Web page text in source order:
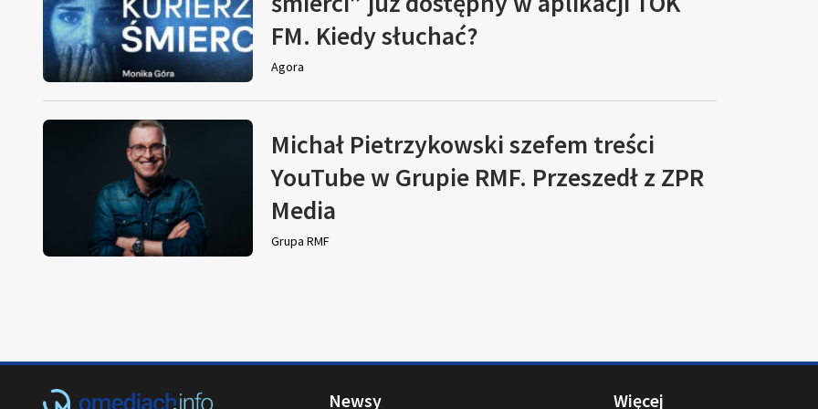
FM. Kiedy słuchać?
Agora
Michał Pietrzykowski szefem treści
YouTube w Grupie RMF. Przeszedł z ZPR
Media
Grupa RMF
Newsy Więcej